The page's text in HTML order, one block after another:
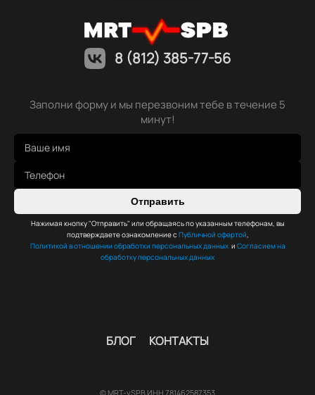
8 (812) 385-77-56
Заполни форму и мы перезвоним тебе в течение 5
минут!
Отправить
Нажимая кнопку "Отправить" или обращаясь по указанным телефонам, вы
подтверждаете ознакомление с Публичной офертой,
Политикой в отношении обработки персональных данных и Согласием на
обработку персональных данных
БЛОГ КОНТАКТЫ
© MRT-vSPB ИНН 781462587353